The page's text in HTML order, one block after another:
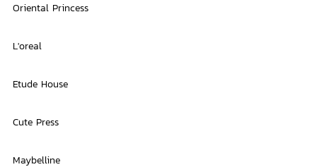
Oriental Princess
L'oreal
Etude House
Cute Press
Maybelline